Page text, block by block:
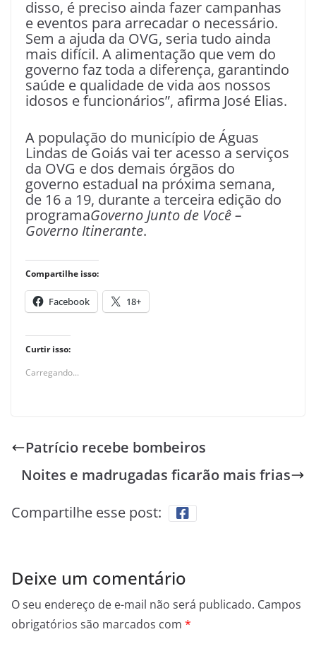
disso, é preciso ainda fazer campanhas
e eventos para arrecadar o necessário.
Sem a ajuda da OVG, seria tudo ainda
mais difícil. A alimentação que vem do
governo faz toda a diferença, garantindo
saúde e qualidade de vida aos nossos
idosos e funcionários”, afirma José Elias.
A população do município de Águas
Lindas de Goiás vai ter acesso a serviços
da OVG e dos demais órgãos do
governo estadual na próxima semana,
de 16 a 19, durante a terceira edição do
programaGoverno Junto de Você –
Governo Itinerante.
Compartilhe isso:
Facebook 18+
Curtir isso:
Carregando...
Patrício recebe bombeiros
Noites e madrugadas ficarão mais frias
Compartilhe esse post:
Deixe um comentário
O seu endereço de e-mail não será publicado. Campos
obrigatórios são marcados com *